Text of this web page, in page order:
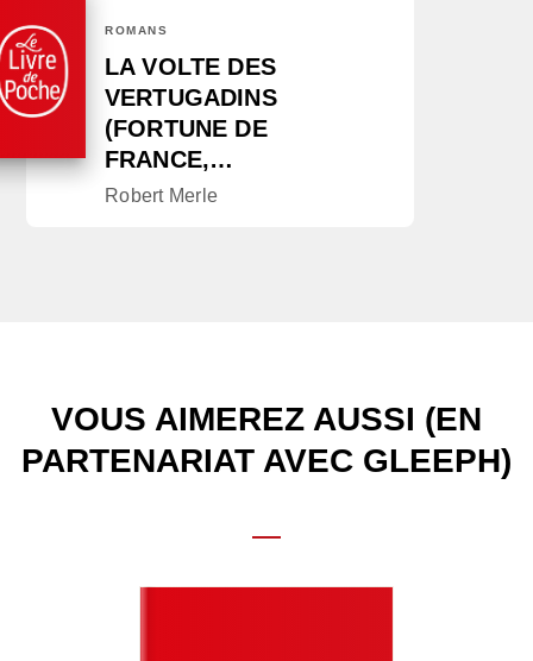
ROMANS
LA VOLTE DES
VERTUGADINS
(FORTUNE DE
FRANCE,…
Robert Merle
VOUS AIMEREZ AUSSI (EN
PARTENARIAT AVEC GLEEPH)